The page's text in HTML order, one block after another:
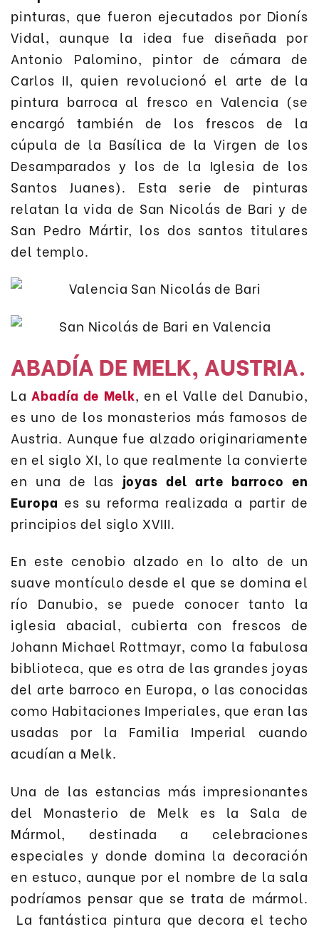
pinturas, que fueron ejecutados por Dionís
Vidal, aunque la idea fue diseñada por
Antonio Palomino, pintor de cámara de
Carlos II, quien revolucionó el arte de la
pintura barroca al fresco en Valencia (se
encargó también de los frescos de la
cúpula de la Basílica de la Virgen de los
Desamparados y los de la Iglesia de los
Santos Juanes). Esta serie de pinturas
relatan la vida de San Nicolás de Bari y de
San Pedro Mártir, los dos santos titulares
del templo.
ABADÍA DE MELK, AUSTRIA.
La Abadía de Melk, en el Valle del Danubio,
es uno de los monasterios más famosos de
Austria. Aunque fue alzado originariamente
en el siglo XI, lo que realmente la convierte
en una de las joyas del arte barroco en
Europa es su reforma realizada a partir de
principios del siglo XVIII.
En este cenobio alzado en lo alto de un
suave montículo desde el que se domina el
río Danubio, se puede conocer tanto la
iglesia abacial, cubierta con frescos de
Johann Michael Rottmayr, como la fabulosa
biblioteca, que es otra de las grandes joyas
del arte barroco en Europa, o las conocidas
como Habitaciones Imperiales, que eran las
usadas por la Familia Imperial cuando
acudían a Melk.
Una de las estancias más impresionantes
del Monasterio de Melk es la Sala de
Mármol, destinada a celebraciones
especiales y donde domina la decoración
en estuco, aunque por el nombre de la sala
podríamos pensar que se trata de mármol.
La fantástica pintura que decora el techo